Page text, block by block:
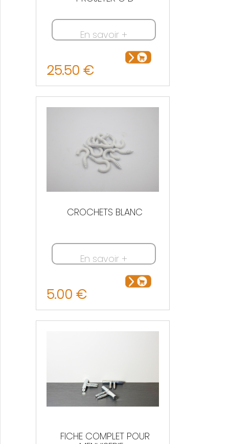
En savoir +
25.50 €
CROCHETS BLANC
En savoir +
5.00 €
FICHE COMPLET POUR